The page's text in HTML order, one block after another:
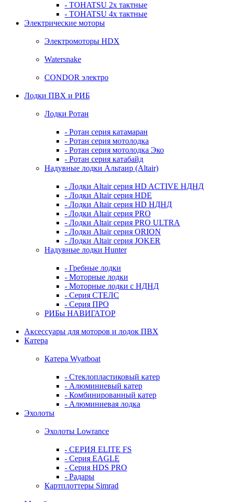
- TOHATSU 2х тактные
- TOHATSU 4х тактные
Электрические моторы
Электромоторы HDX
Watersnake
CONDOR электро
Лодки ПВХ и РИБ
Лодки Ротан
- Ротан серия катамаран
- Ротан серия мотолодка
- Ротан серия мотолодка Эко
- Ротан серия катабайд
Надувные лодки Альтаир (Altair)
- Лодки Altair серия HD ACTIVE НДНД
- Лодки Altair серия HDE
- Лодки Altair серия HD НДНД
- Лодки Altair серия PRO
- Лодки Altair серия PRO ULTRA
- Лодки Altair серия ORION
- Лодки Altair серия JOKER
Надувные лодки Hunter
- Гребные лодки
- Моторные лодки
- Моторные лодки с НДНД
- Серия СТЕЛС
- Серия ПРО
РИБы НАВИГАТОР
Аксессуары для моторов и лодок ПВХ
Катера
Катера Wyatboat
- Cтеклопластиковый катер
- Алюминиевый катер
- Комбинированный катер
- Алюминиевая лодка
Эхолоты
Эхолоты Lowrance
- СЕРИЯ ELITE FS
- Серия EAGLE
- Серия HDS PRO
- Радары
Картплоттеры Simrad